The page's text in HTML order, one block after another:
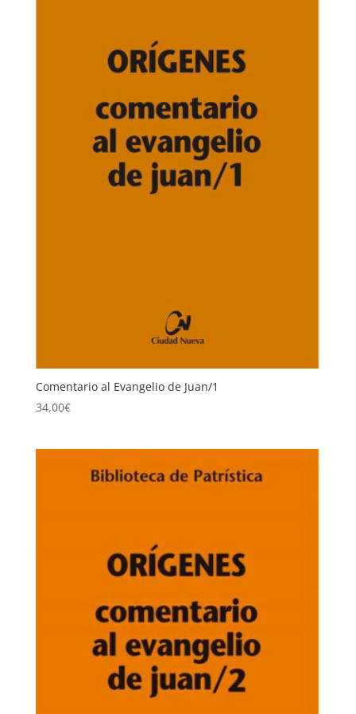
Comentario al Evangelio de Juan/1
34,00€